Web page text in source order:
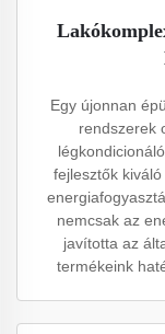
Egy újonnan
rendszerek
fejlesztők
nemcsak az
javította az
termékeink